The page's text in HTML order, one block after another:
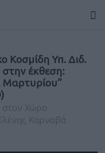
Κοσμίδη Υπ. Διδ.
έκθεση:
Μαρτυρίου”
Χώρο
Καρναβά